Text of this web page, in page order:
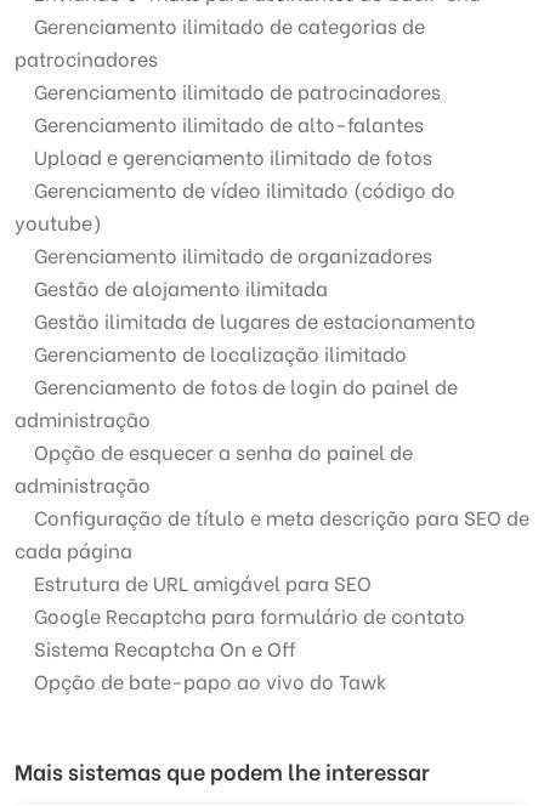
Gerenciamento ilimitado de categorias de
patrocinadores
Gerenciamento ilimitado de patrocinadores
Gerenciamento ilimitado de alto-falantes
Upload e gerenciamento ilimitado de fotos
Gerenciamento de vídeo ilimitado (código do
youtube)
Gerenciamento ilimitado de organizadores
Gestão de alojamento ilimitada
Gestão ilimitada de lugares de estacionamento
Gerenciamento de localização ilimitado
Gerenciamento de fotos de login do painel de
administração
Opção de esquecer a senha do painel de
administração
Configuração de título e meta descrição para SEO de
cada página
Estrutura de URL amigável para SEO
Google Recaptcha para formulário de contato
Sistema Recaptcha On e Off
Opção de bate-papo ao vivo do Tawk
Mais sistemas que podem lhe interessar